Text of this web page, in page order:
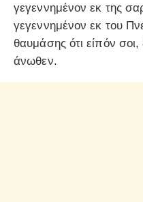
γεγεννημένον εκ της
γεγεννημένον εκ του
θαυμάσης ότι είπόν σοι,
άνωθεν.